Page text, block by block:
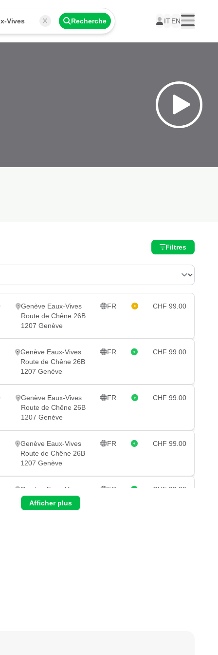
Vives Recherche ITEN
Filtres
Genève Eaux-Vives
Route de Chêne 26B
1207 Genève
FR CHF 99.00
Genève Eaux-Vives
Route de Chêne 26B
1207 Genève
FR CHF 99.00
Genève Eaux-Vives
Route de Chêne 26B
1207 Genève
FR CHF 99.00
Genève Eaux-Vives
Route de Chêne 26B
1207 Genève
FR CHF 99.00
Genève Eaux-Vives
Route de Chêne 26B
1207 Genève
FR
CHF 99.00
Afficher plus